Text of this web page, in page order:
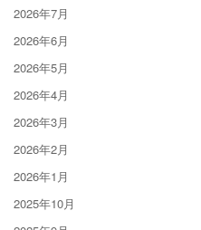
2026年7月
2026年6月
2026年5月
2026年4月
2026年3月
2026年2月
2026年1月
2025年10月